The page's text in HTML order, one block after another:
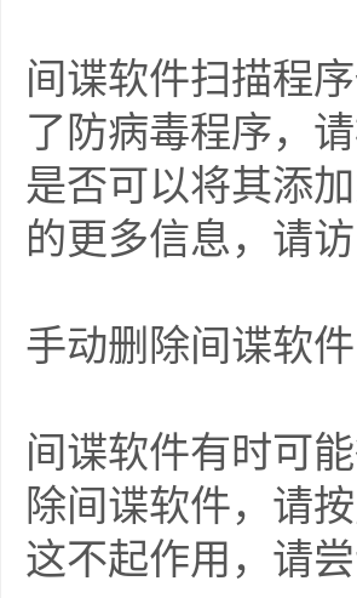
间谍软件扫描程
了防病毒程序，
是否可以将其添
的更多信息，请
手动删除间谍软件
间谍软件有时可
除间谍软件，请
这不起作用，请